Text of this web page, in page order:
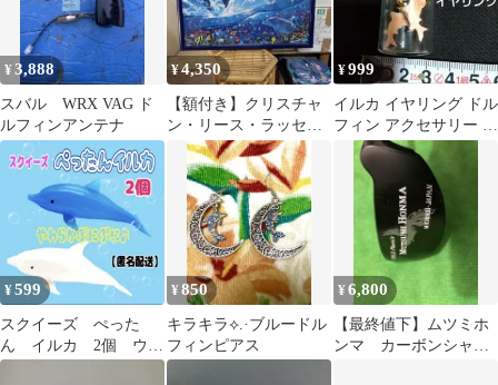
¥3,888
スバル WRX VAG ド
ルフィンアンテナ
¥4,350
【額付き】クリスチャ
ン・リース・ラッセン
ジグソーパズル完成品
イルカ海インテリア
¥999
イルカ イヤリング ドル
フィン アクセサリー イ
ルカグッズ
¥599
スクイーズ ぺった
ん イルカ 2個 ウォ
ーターボール ストレ
¥850
キラキラ⟡.·ブルードル
フィンピアス
¥6,800
【最終値下】ムツミホ
ンマ カーボンシャフ